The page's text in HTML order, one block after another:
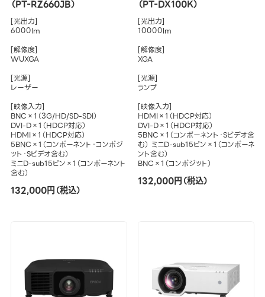
（PT-RZ660JB）
[光出力]
6000lm
[解像度]
WUXGA
[光源]
レーザー
[映像入力]
BNC×1（3G/HD/SD-SDI）
DVI-D×1（HDCP対応）
HDMI×1（HDCP対応）
5BNC×1（コンポーネント・コンポジ
ット・Sビデオ含む）
ミニD-sub15ピン×1（コンポーネント
含む）
132,000円（税込）
（PT-DX100K）
[光出力]
10000lm
[解像度]
XGA
[光源]
ランプ
[映像入力]
HDMI×1（HDCP対応）
DVI-D×1（HDCP対応）
5BNC×1（コンポーネント・Sビデオ含
む） ミニD-sub15ピン×1（コンポーネ
ント含む）
BNC×1（コンポジット）
132,000円（税込）